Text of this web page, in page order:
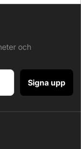
och
Signa upp